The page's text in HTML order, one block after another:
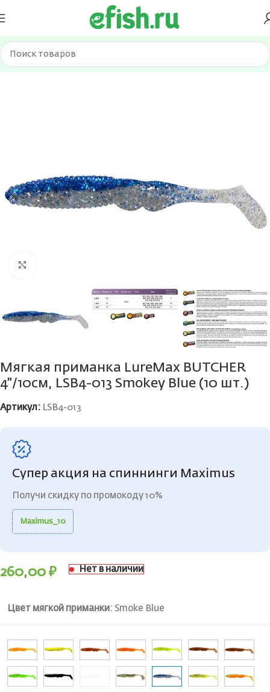
Главная Приманки Силиконовые приманки
Мягкая приманка LureMax BUTCHER
4”/10см, LSB4-013 Smokey Blue (10 шт.)
Артикул: LSB4-013
Супер акция на спиннинги Maximus
Получи скидку по промокоду 10%
Maximus_10
260,00 ₽ Нет в наличии
Цвет мягкой приманки: Smoke Blue